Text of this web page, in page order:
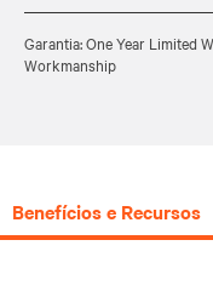
Garantia: One Year Limited
Workmanship
Benefícios e Recursos